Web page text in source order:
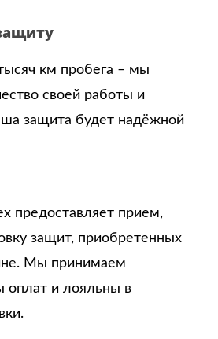
км пробега – мы
своей работы и
защита будет надёжной
предоставляет прием,
защит, приобретенных
Мы принимаем
оплат и лояльны в